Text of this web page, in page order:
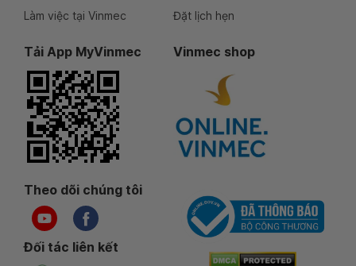
Làm việc tại Vinmec
Đặt lịch hẹn
Tải App MyVinmec Vinmec shop
Theo dõi chúng tôi
Đối tác liên kết